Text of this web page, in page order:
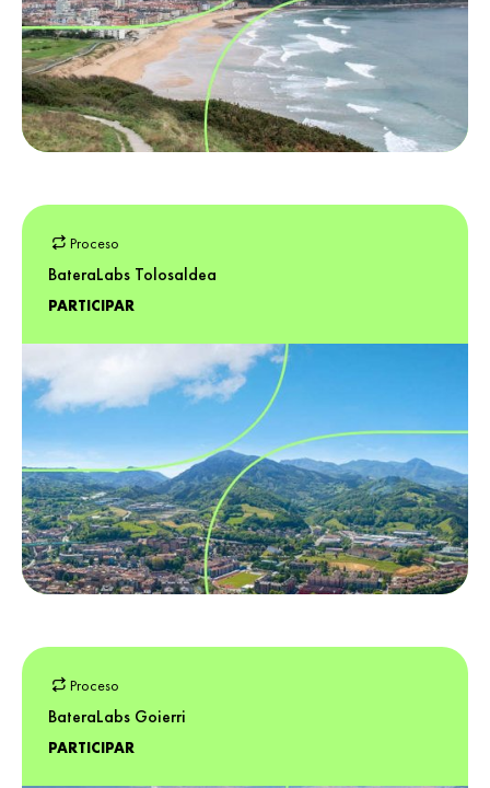
Proceso
BateraLabs Tolosaldea
PARTICIPAR
Proceso
BateraLabs Goierri
PARTICIPAR